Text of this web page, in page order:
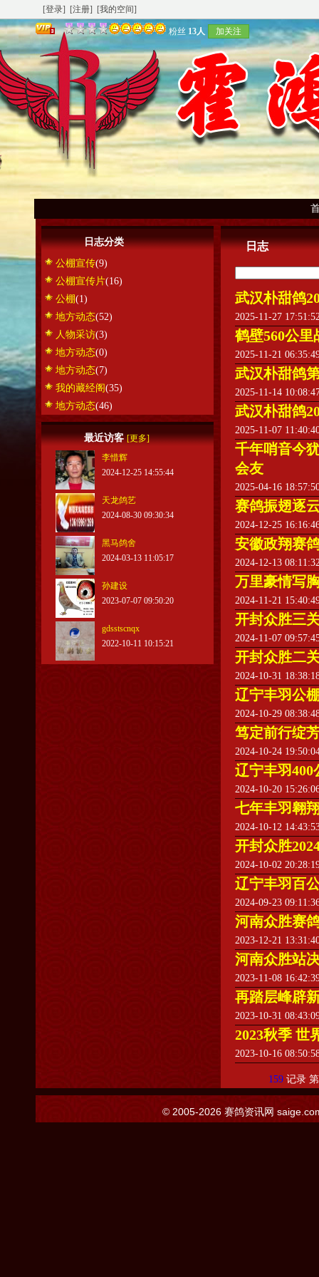
[登录] [注册] [我的空间]
粉丝 13人 加关注
日志分类
公棚宣传(9)
公棚宣传片(16)
公棚(1)
地方动态(52)
人物采访(3)
地方动态(0)
地方动态(7)
我的藏经阁(35)
地方动态(46)
最近访客[更多]
李惜辉
2024-12-25 14:55:44
天龙鸽艺
2024-08-30 09:30:34
黑马鸽舍
2024-03-13 11:05:17
孙建设
2023-07-07 09:50:20
gdsstscnqx
2022-10-11 10:15:21
日志
武汉朴甜鸽
2025-11-27
鹤壁560公里
2025-11-21
武汉朴甜鸽
2025-11-14
武汉朴甜鸽
2025-11-07
千年哨音今
会友
2025-04-16
赛鸽振翅逐
2024-12-25
安徽政翔赛
2024-12-13
万里豪情写
2024-11-21
开封众胜三
2024-11-07
开封众胜二
2024-10-31
辽宁丰羽公
2024-10-29
笃定前行绽
2024-10-24
辽宁丰羽
2024-10-20
七年丰羽翱
2024-10-12
开封众胜
2024-10-02
辽宁丰羽百
2024-09-23
河南众胜赛
2023-12-21
河南众胜站
2023-11-08
再踏层峰辟
2023-10-31
2023秋季 世
2023-10-16
159记录
© 2005-2026 赛鸽资讯网